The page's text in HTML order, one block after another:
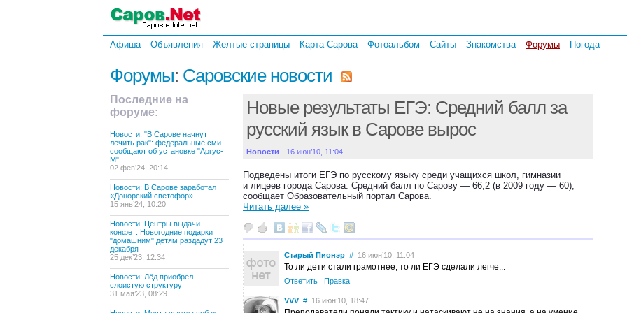
Афиша Объявления Желтые страницы Карта Сарова Фотоальбом Сайты Знакомства Форумы Погода
Форумы: Саровские новости
Последние на
форуме:
Новости: "В Сарове начнут
лечить рак": федеральные сми
сообщают об установке "Аргус-
М"
02 фев’24, 20:14
Новости: В Сарове заработал
«Донорский светофор»
15 янв’24, 10:20
Новости: Центры выдачи
конфет: Новогодние подарки
"домашним" детям раздадут 23
декабря
25 дек’23, 12:34
Новости: Лёд приобрел
слоистую структуру
31 мая’23, 08:29
Новые результаты ЕГЭ: Средний балл за
русский язык в Сарове вырос
Новости - 16 июн’10, 11:04
Подведены итоги ЕГЭ по русскому языку среди учащихся школ, гимназии
и лицеев города Сарова. Средний балл по Сарову — 66,2 (в 2009 году — 60),
сообщает Образовательный портал Сарова.
Читать далее »
Старый Пионэр # 16 июн’10, 11:04
То ли дети стали грамотнее, то ли ЕГЭ сделали легче...
Ответить Правка
VVV # 16 июн’10, 18:47